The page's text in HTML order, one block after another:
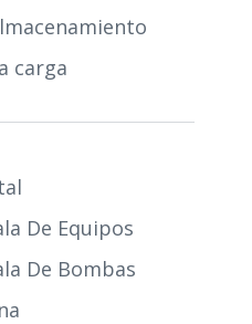
carga
De Equipos
De Bombas